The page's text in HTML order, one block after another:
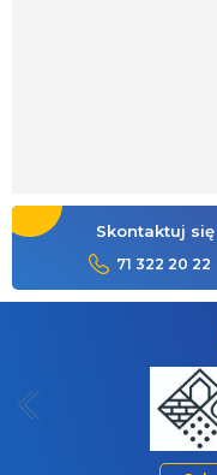
Skontaktuj
71 322 20 22